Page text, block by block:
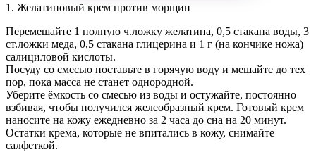
1. Желатиновый крем против морщин
Перемешайте 1 полную ч.ложку желатина, 0,5 стакана воды, 3
ст.ложки меда, 0,5 стакана глицерина и 1 г (на кончике ножа)
салициловой кислоты.
Посуду со смесью поставьте в горячую воду и мешайте до тех
пор, пока масса не станет однородной.
Уберите ёмкость со смесью из воды и остужайте, постоянно
взбивая, чтобы получился желеобразный крем. Готовый крем
наносите на кожу ежедневно за 2 часа до сна на 20 минут.
Остатки крема, которые не впитались в кожу, снимайте
салфеткой.